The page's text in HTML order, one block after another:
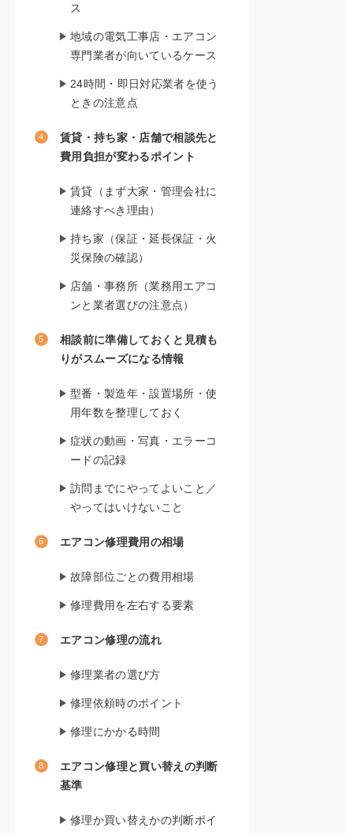
ス
地域の電気工事店・エアコン
専門業者が向いているケース
24時間・即日対応業者を使う
ときの注意点
賃貸・持ち家・店舗で相談先と
費用負担が変わるポイント
賃貸（まず大家・管理会社に
連絡すべき理由）
持ち家（保証・延長保証・火
災保険の確認）
店舗・事務所（業務用エアコ
ンと業者選びの注意点）
相談前に準備しておくと見積も
りがスムーズになる情報
型番・製造年・設置場所・使
用年数を整理しておく
症状の動画・写真・エラーコ
ードの記録
訪問までにやってよいこと／
やってはいけないこと
エアコン修理費用の相場
故障部位ごとの費用相場
修理費用を左右する要素
エアコン修理の流れ
修理業者の選び方
修理依頼時のポイント
修理にかかる時間
エアコン修理と買い替えの判断
基準
修理か買い替えかの判断ポイ